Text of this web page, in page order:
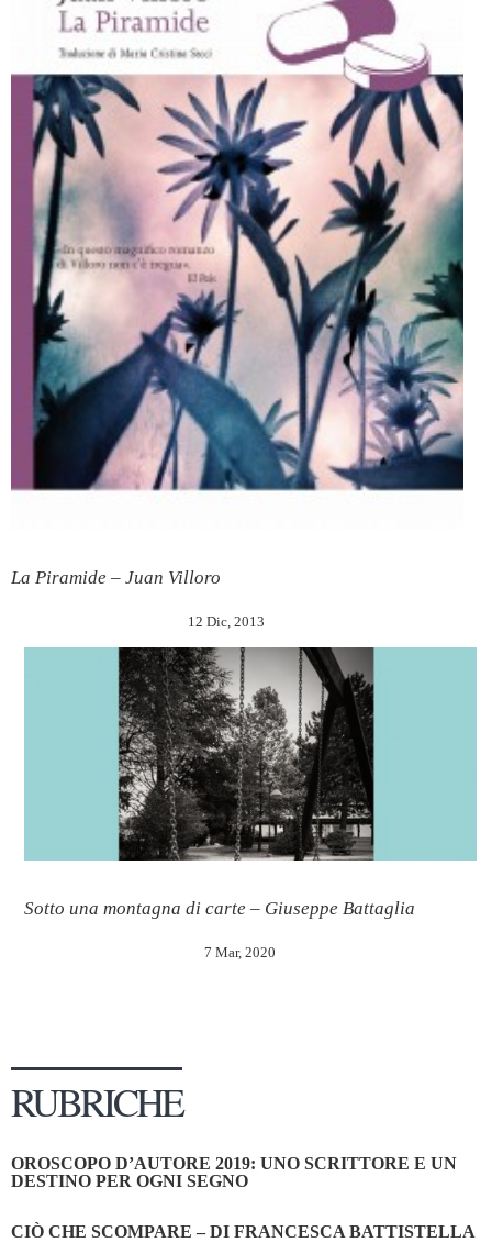
La Piramide – Juan Villoro
12 Dic, 2013
Sotto una montagna di carte – Giuseppe Battaglia
7 Mar, 2020
RUBRICHE
OROSCOPO D’AUTORE 2019: UNO SCRITTORE E UN
DESTINO PER OGNI SEGNO
CIÒ CHE SCOMPARE – DI FRANCESCA BATTISTELLA